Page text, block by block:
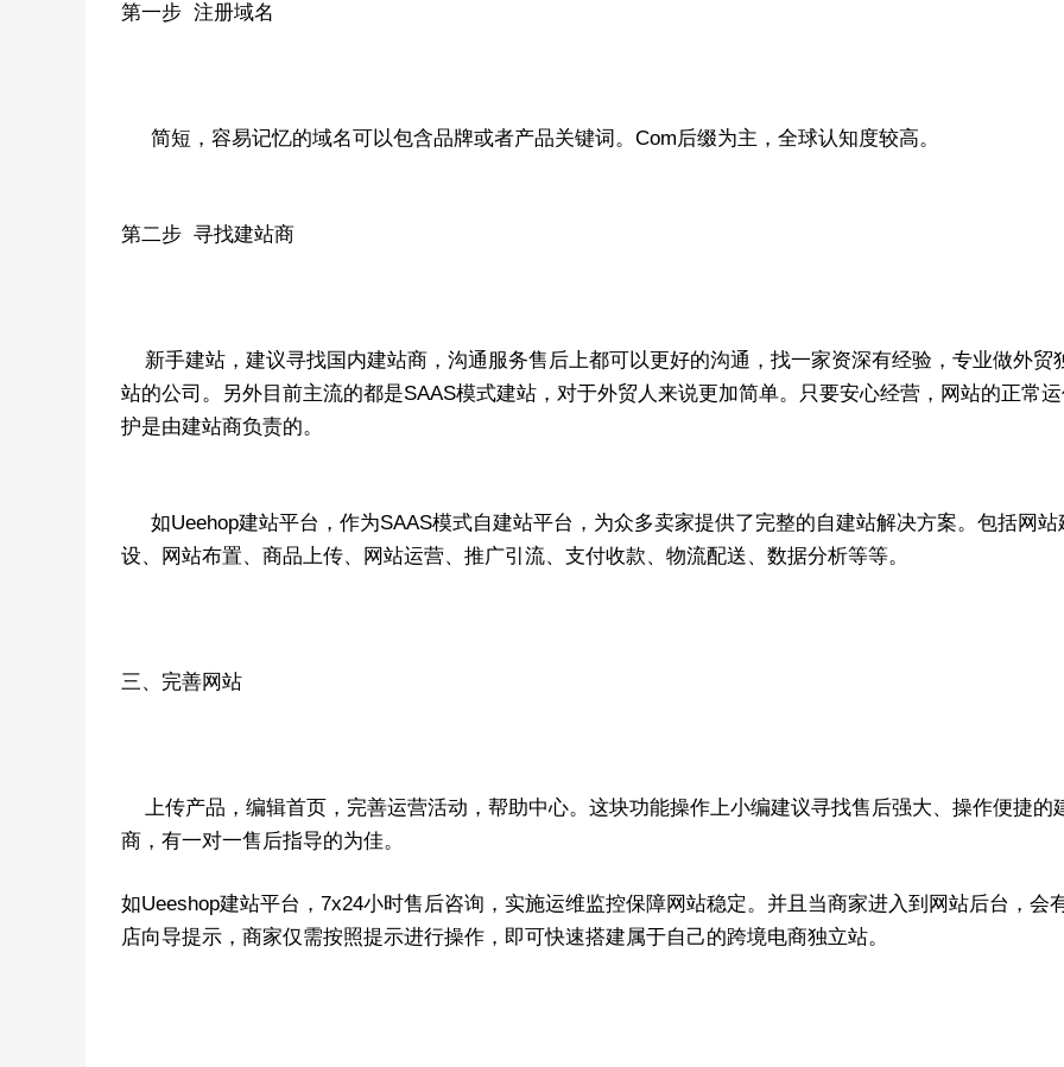
第一步 注册域名
简短，容易记忆的域名可以包含品牌或者产品关键词。Com后缀为主，全球认知度较高。
第二步 寻找建站商
新手建站，建议寻找国内建站商，沟通服务售后上都可以更好的沟通，找一家资深有经验，专业做外贸
站的公司。另外目前主流的都是SAAS模式建站，对于外贸人来说更加简单。只要安心经营，网站的正常
护是由建站商负责的。
如Ueehop建站平台，作为SAAS模式自建站平台，为众多卖家提供了完整的自建站解决方案。包括网站
设、网站布置、商品上传、网站运营、推广引流、支付收款、物流配送、数据分析等等。
三、完善网站
上传产品，编辑首页，完善运营活动，帮助中心。这块功能操作上小编建议寻找售后强大、操作便捷的
商，有一对一售后指导的为佳。
如Ueeshop建站平台，7x24小时售后咨询，实施运维监控保障网站稳定。并且当商家进入到网站后台，会
店向导提示，商家仅需按照提示进行操作，即可快速搭建属于自己的跨境电商独立站。